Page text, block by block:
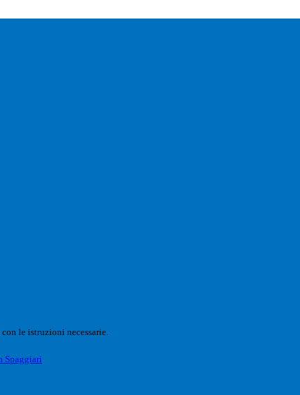
le istruzioni necessarie.
Spaggiari